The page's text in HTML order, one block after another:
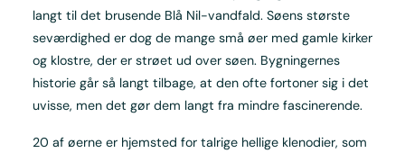
langt til det brusende Blå Nil-vandfald. Søens største
seværdighed er dog de mange små øer med gamle kirker
og klostre, der er strøet ud over søen. Bygningernes
historie går så langt tilbage, at den ofte fortoner sig i det
uvisse, men det gør dem langt fra mindre fascinerende.
20 af øerne er hjemsted for talrige hellige klenodier, som